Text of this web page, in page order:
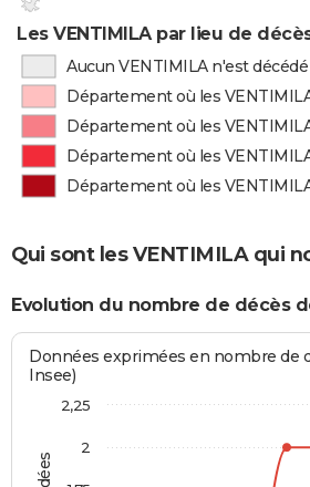
Les VENTIMILA par lieu de
Aucun VENTIMILA n'est
Département où les
Département où les
Département où les
Département où les
Qui sont les VENTIMILA qui
Evolution du nombre de décès
Données exprimées en nombre de
Insee)
2
2,25